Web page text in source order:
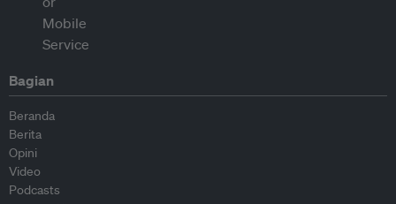
Bagian
Beranda
Berita
Opini
Video
Podcasts